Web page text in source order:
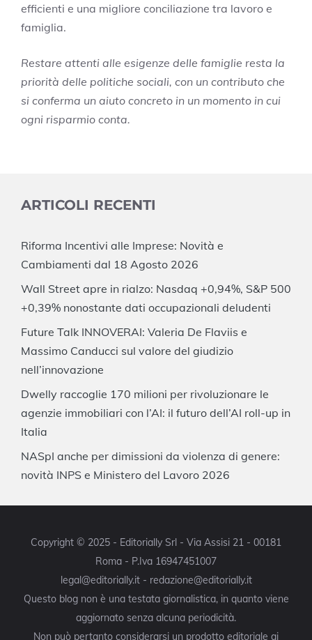
efficienti e una migliore conciliazione tra lavoro e
famiglia.
Restare attenti alle esigenze delle famiglie resta la
priorità delle politiche sociali, con un contributo che
si conferma un aiuto concreto in un momento in cui
ogni risparmio conta.
ARTICOLI RECENTI
Riforma Incentivi alle Imprese: Novità e
Cambiamenti dal 18 Agosto 2026
Wall Street apre in rialzo: Nasdaq +0,94%, S&P 500
+0,39% nonostante dati occupazionali deludenti
Future Talk INNOVERAI: Valeria De Flaviis e
Massimo Canducci sul valore del giudizio
nell’innovazione
Dwelly raccoglie 170 milioni per rivoluzionare le
agenzie immobiliari con l’AI: il futuro dell’AI roll-up in
Italia
NASpI anche per dimissioni da violenza di genere:
novità INPS e Ministero del Lavoro 2026
Copyright © 2025 - Editorially Srl - Via Assisi 21 - 00181
Roma - P.Iva 16947451007
legal@editorially.it - redazione@editorially.it
Questo blog non è una testata giornalistica, in quanto viene
aggiornato senza alcuna periodicità.
Non può pertanto considerarsi un prodotto editoriale ai